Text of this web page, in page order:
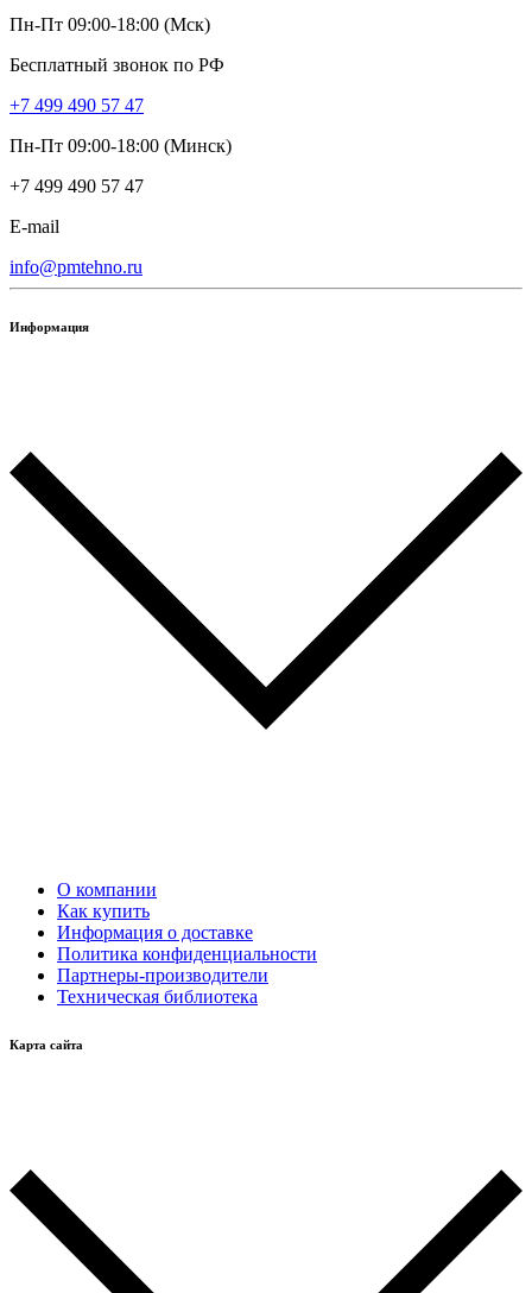
Пн-Пт 09:00-18:00 (Мск)
Бесплатный звонок по РФ
+7 499 490 57 47
Пн-Пт 09:00-18:00 (Минск)
+7 499 490 57 47
E-mail
info@pmtehno.ru
Информация
О компании
Как купить
Информация о доставке
Политика конфиденциальности
Партнеры-производители
Техническая библиотека
Карта сайта